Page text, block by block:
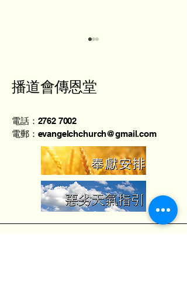
葉劍權牧師 - 宇宙奧秘在
基督
播道會傳恩堂
電話：2762 7002
電郵：evangelchchurch@gmail.com